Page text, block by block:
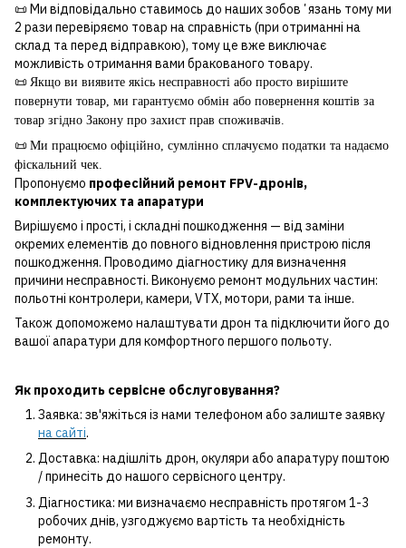
📜 Ми відповідально ставимось до наших зобовʼязань тому ми
2 рази перевіряємо товар на справність (при отриманні на
склад та перед відправкою), тому це вже виключає
можливість отримання вами бракованого товару.
📜 Якщо ви виявите якісь несправності або просто вирішите
повернути товар, ми гарантуємо обмін або повернення коштів за
товар згідно Закону про захист прав споживачів.
📜 Ми працюємо офіційно, сумлінно сплачуємо податки та надаємо
фіскальний чек.
Пропонуємо професійний ремонт FPV-дронів,
комплектуючих та апаратури
Вирішуємо і прості, і складні пошкодження — від заміни
окремих елементів до повного відновлення пристрою після
пошкодження. Проводимо діагностику для визначення
причини несправності. Виконуємо ремонт модульних частин:
польотні контролери, камери, VTX, мотори, рами та інше.
Також допоможемо налаштувати дрон та підключити його до
вашої апаратури для комфортного першого польоту.
Як проходить сервісне обслуговування?
Заявка: зв'яжіться із нами телефоном або залиште заявку
на сайті.
Доставка: надішліть дрон, окуляри або апаратуру поштою
/ принесіть до нашого сервісного центру.
Діагностика: ми визначаємо несправність протягом 1-3
робочих днів, узгоджуємо вартість та необхідність
ремонту.